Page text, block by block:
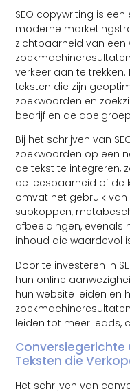
SEO copywriting is
moderne
zichtbaarheid van een
verkeer aan te
teksten die zijn
zoekwoorden en
bedrijf en de
Bij het schrijven van
zoekwoorden op een
de tekst te integreren,
de leesbaarheid of de
omvat het gebruik
subkoppen,
afbeeldingen, evenals
inhoud die waardevol
Door te investeren in
hun online
hun website leiden en
leiden tot meer leads,
Conversiegerichte
Teksten die
Het schrijven van